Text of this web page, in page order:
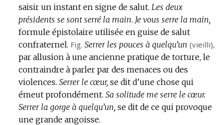
saisir un instant en signe de salut. Les deux
présidents se sont serré la main. Je vous serre la main,
formule épistolaire utilisée en guise de salut
confraternel. Fig. Serrer les pouces à quelqu’un (vieilli),
par allusion à une ancienne pratique de torture, le
contraindre à parler par des menaces ou des
violences. Serrer le cœur, se dit d’une chose qui
émeut profondément. Sa solitude me serre le cœur.
Serrer la gorge à quelqu’un, se dit de ce qui provoque
une grande angoisse.